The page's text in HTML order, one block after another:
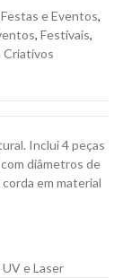
Festas e Eventos,
, Festivais,
Criativos
Inclui 4 peças
diâmetros de
em material
e Laser